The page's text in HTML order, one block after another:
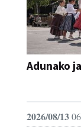
Adunako
2026/08/13